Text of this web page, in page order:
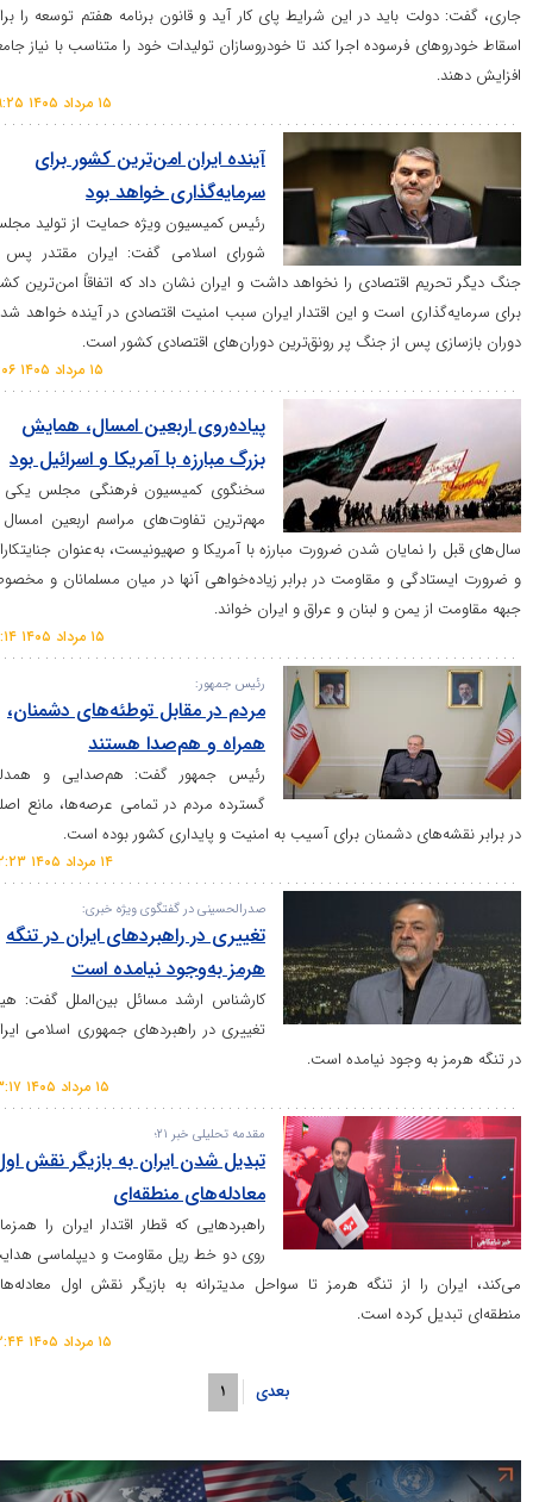
باید در این شرایط پای کار آید و قانون برنامه هفتم توسعه را برای
فرسوده اجرا کند تا خودروسازان تولیدات خود را متناسب با نیاز جامعه
آینده ایران امن‌ترین کشور برای
سرمایه‌گذاری خواهد بود
رئیس کمیسیون ویژه حمایت از تولید مجلس
شورای اسلامی گفت: ایران مقتدر پس از
اقتصادی را نخواهد داشت و ایران نشان داد که اتفاقاً امن‌ترین کشور
است و این اقتدار ایران سبب امنیت اقتصادی در آینده خواهد شد و
پس از جنگ پر رونق‌ترین دوران‌های اقتصادی کشور است.
پیاده‌روی اربعین امسال، همایش
بزرگ مبارزه با آمریکا و اسرائیل بود
سخنگوی کمیسیون فرهنگی مجلس یکی از
مهم‌ترین تفاوت‌های مراسم اربعین امسال با
شدن ضرورت مبارزه با آمریکا و صهیونیست، به‌عنوان جنایتکاران
و مقاومت در برابر زیاده‌خواهی آنها در میان مسلمانان و مخصوصاً
و لبنان و عراق و ایران خواند.
رئیس جمهور:
مردم در مقابل توطئه‌های دشمنان،
همراه و هم‌صدا هستند
رئیس جمهور گفت: هم‌صدایی و همدلی
گسترده مردم در تمامی عرصه‌ها، مانع اصلی
دشمنان برای آسیب به امنیت و پایداری کشور بوده است.
صدرالحسینی در گفتگوی ویژه خبری:
تغییری در راهبرد‌های ایران در تنگه
هرمز به‌وجود نیامده است
کارشناس ارشد مسائل بین‌الملل گفت: هیچ
تغییری در راهبرد‌های جمهوری اسلامی ایران
وجود نیامده است.
مقدمه تحلیلی خبر ۲۱؛
تبدیل شدن ایران به بازیگر نقش اول
معادله‌های منطقه‌ای
راهبرد‌هایی که قطار اقتدار ایران را همزمان
روی دو خط ریل مقاومت و دیپلماسی هدایت
از تنگه هرمز تا سواحل مدیترانه به بازیگر نقش اول معادله‌های
کرده است.